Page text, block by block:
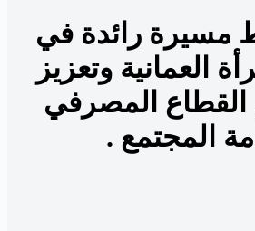
مسيرة رائدة في
العمانية وتعزيز
القطاع المصرفي
المجتمع .